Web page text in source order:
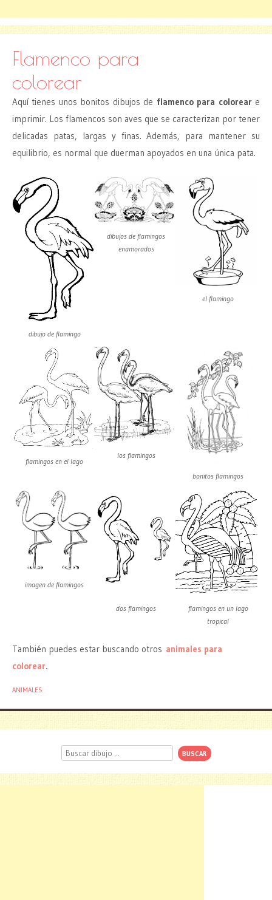
Flamenco para
colorear
Aquí tienes unos bonitos dibujos de flamenco para coloreare
imprimir. Los flamencos son aves que se caracterizan por tener
delicadas patas, largas y finas. Además, para mantener su
equilibrio, es normal que duerman apoyados en una única pata.
dibujo de flamingo
dibujos de flamingos
enamorados
el flamingo
flamingos en el lago
los flamingos
bonitos flamingos
imagen de flamingos
dos flamingos
flamingos en un lago
tropical
También puedes estar buscando otros animales para
colorear.
ANIMALES
Buscar